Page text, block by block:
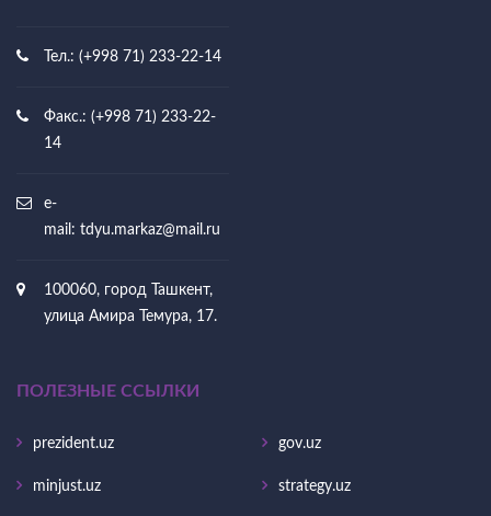
Тел.: (+998 71) 233-22-14
Факс.: (+998 71) 233-22-
14
e-
mail: tdyu.markaz@mail.ru
100060, город Ташкент,
улица Амира Темура, 17.
ПОЛЕЗНЫЕ ССЫЛКИ
prezident.uz gov.uz
minjust.uz strategy.uz